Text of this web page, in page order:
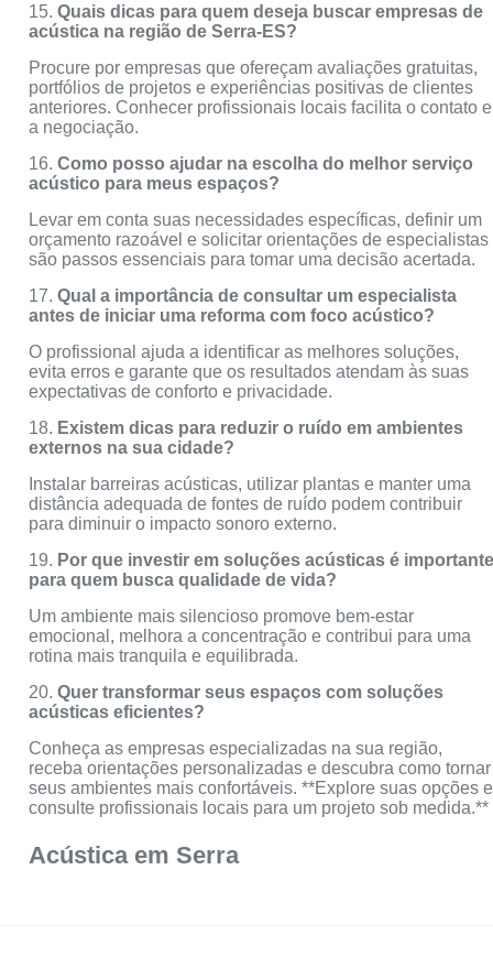
15.Quais dicas para quem deseja buscar empresas de
acústica na região de Serra-ES?
Procure por empresas que ofereçam avaliações gratuitas,
portfólios de projetos e experiências positivas de clientes
anteriores. Conhecer profissionais locais facilita o contato e
a negociação.
16.Como posso ajudar na escolha do melhor serviço
acústico para meus espaços?
Levar em conta suas necessidades específicas, definir um
orçamento razoável e solicitar orientações de especialistas
são passos essenciais para tomar uma decisão acertada.
17.Qual a importância de consultar um especialista
antes de iniciar uma reforma com foco acústico?
O profissional ajuda a identificar as melhores soluções,
evita erros e garante que os resultados atendam às suas
expectativas de conforto e privacidade.
18. Existem dicas para reduzir o ruído em ambientes
externos na sua cidade?
Instalar barreiras acústicas, utilizar plantas e manter uma
distância adequada de fontes de ruído podem contribuir
para diminuir o impacto sonoro externo.
19. Por que investir em soluções acústicas é
para quem busca qualidade de vida?
Um ambiente mais silencioso promove bem-estar
emocional, melhora a concentração e contribui para uma
rotina mais tranquila e equilibrada.
20.Quer transformar seus espaços com soluções
acústicas eficientes?
Conheça as empresas especializadas na sua região,
receba orientações personalizadas e descubra como tornar
seus ambientes mais confortáveis. **Explore suas opções e
consulte profissionais locais para um projeto sob medida.**
Acústica em Serra